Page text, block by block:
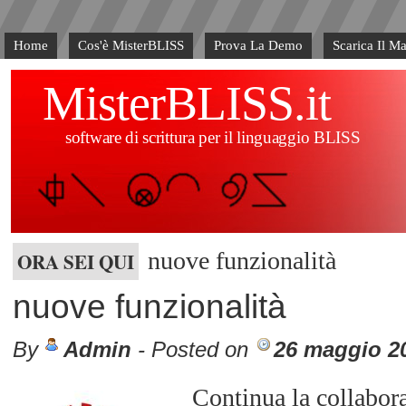
Home Cos'è MisterBLISS Prova La Demo Scarica Il
MisterBLISS.it
software di scrittura per il linguaggio BLISS
ORA SEI QUI nuove funzionalità
nuove funzionalità
By Admin - Posted on 26 maggio
Continua la